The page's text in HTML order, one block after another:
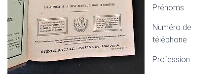
Prénoms
Numéro de
téléphone
Profession